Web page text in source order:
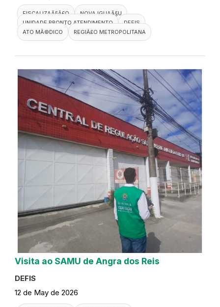
FISCALIZAÃ§Ã£O
NOVA IGUAÃ§U
UNIDADE PRONTO ATENDIMENTO
DEFIS
ATO MÃ©DICO
REGIÃ£O METROPOLITANA
Visita ao SAMU de Angra dos Reis
DEFIS
12 de May de 2026